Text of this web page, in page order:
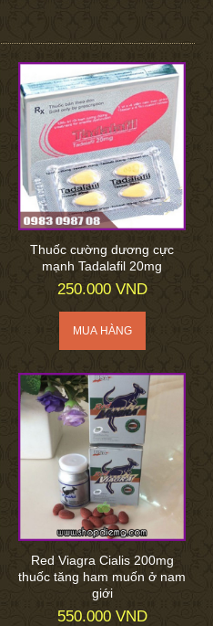
Thuốc cường dương cực
mạnh Tadalafil 20mg
250.000 VND
Red Viagra Cialis 200mg
thuốc tăng ham muốn ở nam
giới
550.000 VND